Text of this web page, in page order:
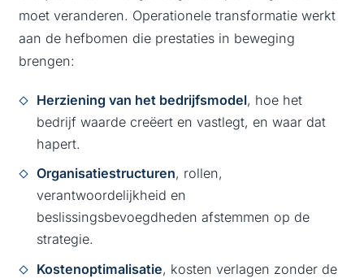
moet veranderen. Operationele transformatie werkt
aan de hefbomen die prestaties in beweging
brengen:
Herziening van het bedrijfsmodel, hoe het
bedrijf waarde creëert en vastlegt, en waar dat
hapert.
Organisatiestructuren, rollen,
verantwoordelijkheid en
beslissingsbevoegdheden afstemmen op de
strategie.
Kostenoptimalisatie, kosten verlagen zonder de